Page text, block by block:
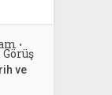
•
ve